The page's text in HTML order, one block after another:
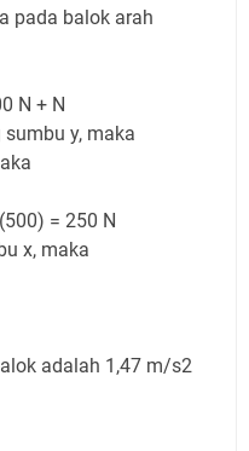
pada balok arah
N + N
y, maka
= 250 N
x, maka
adalah 1,47 m/s2